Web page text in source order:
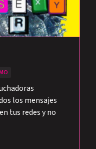
los mensajes
tus redes y no